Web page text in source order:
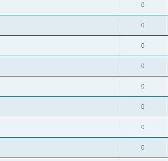
0
0
0
0
0
0
0
0